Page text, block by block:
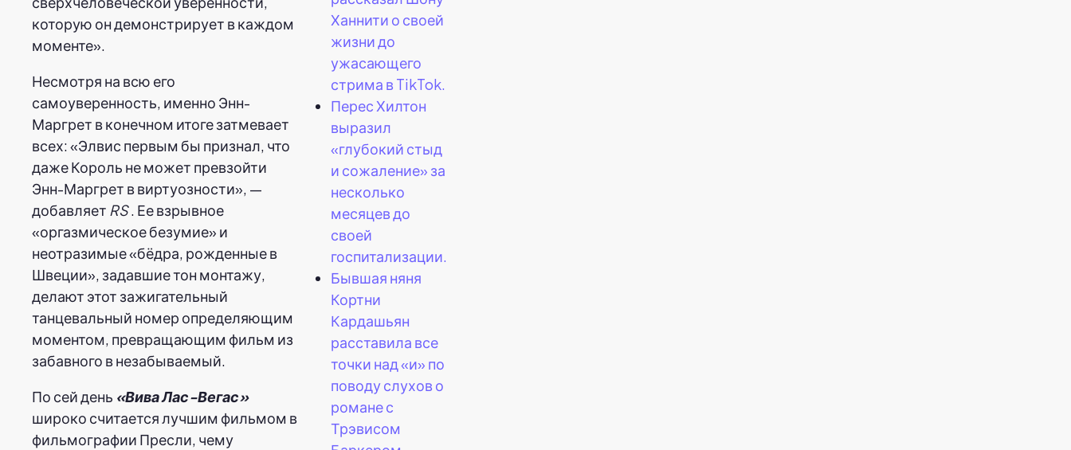
которую он демонстрирует в каждом
моменте».
Несмотря на всю его
самоуверенность, именно Энн-
Маргрет в конечном итоге затмевает
всех: «Элвис первым бы признал, что
даже Король не может превзойти
Энн-Маргрет в виртуозности», —
добавляет RS. Ее взрывное
«оргазмическое безумие» и
неотразимые «бёдра, рожденные в
Швеции», задавшие тон монтажу,
делают этот зажигательный
танцевальный номер определяющим
моментом, превращающим фильм из
забавного в незабываемый.
По сей день «Вива Лас-Вегас»
широко считается лучшим фильмом в
фильмографии Пресли, чему
Ханнити о своей
жизни до
ужасающего
стрима в TikTok.
Перес Хилтон
выразил
«глубокий стыд
и сожаление» за
несколько
месяцев до
своей
госпитализации.
Бывшая няня
Кортни
Кардашьян
расставила все
точки над «и» по
поводу слухов о
романе с
Трэвисом